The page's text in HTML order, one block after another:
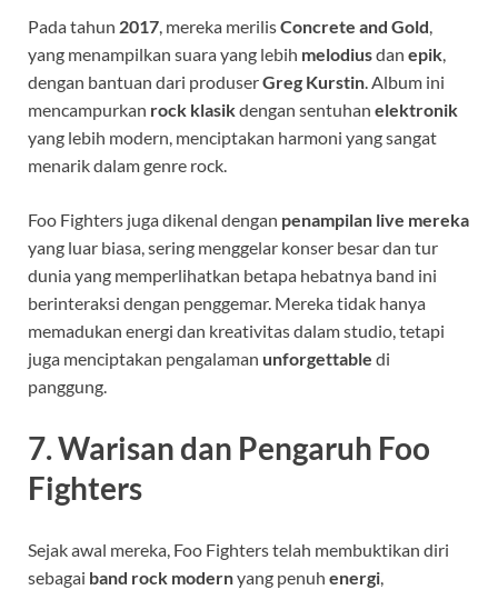
Pada tahun 2017, mereka merilisConcrete and Gold,
yang menampilkan suara yang lebih melodiusdan epik,
dengan bantuan dari produserGreg Kurstin. Album ini
mencampurkan rock klasikdengan sentuhan elektronik
yang lebih modern, menciptakan harmoni yang sangat
menarik dalam genre rock.
Foo Fighters juga dikenal dengan penampilan live mereka
yang luar biasa, sering menggelar konser besar dan tur
dunia yang memperlihatkan betapa hebatnya band ini
berinteraksi dengan penggemar. Mereka tidak hanya
memadukan energi dan kreativitas dalam studio, tetapi
juga menciptakan pengalaman unforgettable di
panggung.
7.Warisan dan Pengaruh Foo
Fighters
Sejak awal mereka, Foo Fighters telah membuktikan diri
sebagai band rock modernyang penuh energi,